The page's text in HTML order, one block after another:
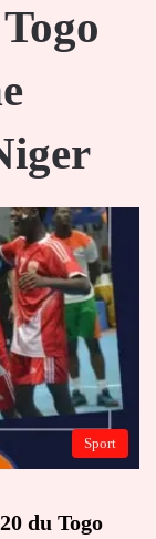
Sport
du Togo